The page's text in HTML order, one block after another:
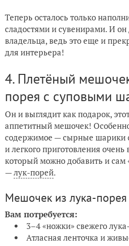
Теперь осталось только
сладостями и сувенирами. И он
владельца, ведь это еще и
для интерьера!
4. Плетёный
порея с суповыми
Он и выглядит как подарок,
аппетитный мешочек! Особенно
содержимое — сырные шарики
и легкого приготовления очень
который можно добавить и сам
—лук-порей.
Мешочек из лука-порея
Вам потребуется:
3–4 «ножки» свежего
Атласная ленточка и